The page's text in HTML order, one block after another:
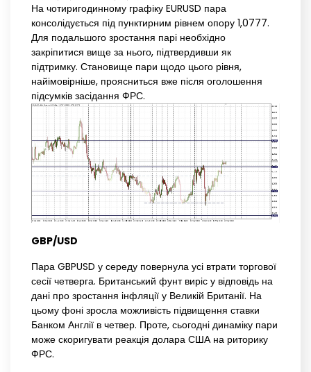
На чотиригодинному графіку EURUSD пара
консолідується під пунктирним рівнем опору 1,0777.
Для подальшого зростання парі необхідно
закріпитися вище за нього, підтвердивши як
підтримку. Становище пари щодо цього рівня,
найімовірніше, проясниться вже після оголошення
підсумків засідання ФРС.
GBP/USD
Пара GBPUSD у середу повернула усі втрати торгової
сесії четверга. Британський фунт виріс у відповідь на
дані про зростання інфляції у Великій Британії. На
цьому фоні зросла можливість підвищення ставки
Банком Англії в четвер. Проте, сьогодні динаміку пари
може скоригувати реакція долара США на риторику
ФРС.